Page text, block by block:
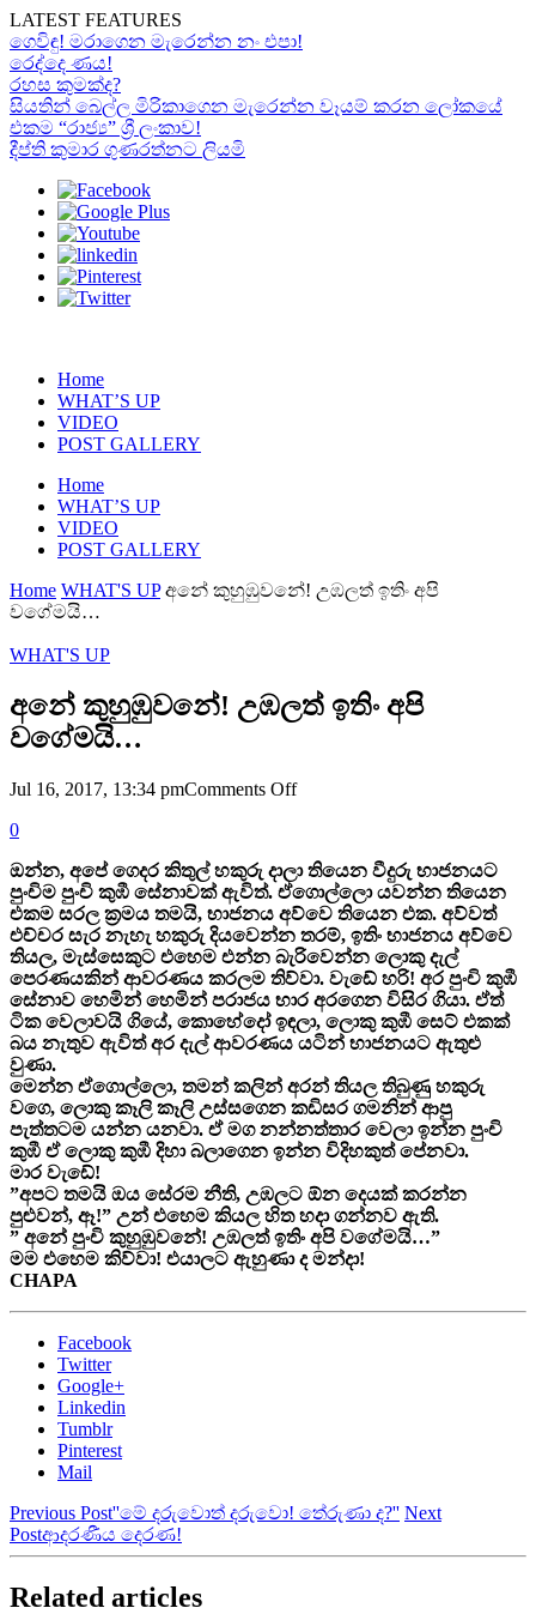
LATEST FEATURES
ගෙවිඳු! මරාගෙන මැරෙන්න නං එපා!
රෙද්දෙ ණය!
රහස කුමක්ද?
සියතින් බෙල්ල මිරිකාගෙන මැරෙන්න වෑයම් කරන ලෝකයේ
එකම “රාජ්‍ය” ශ්‍රී ලංකාව!
දීප්ති කුමාර ගුණරත්නට ලියමි
Home
WHAT’S UP
VIDEO
POST GALLERY
Home
WHAT’S UP
VIDEO
POST GALLERY
Home WHAT'S UP අනේ කුහුඹුවනේ! උඹලත් ඉතිං අපි
වගේමයි…
WHAT'S UP
අනේ කුහුඹුවනේ! උඹලත් ඉතිං අපි
වගේමයි…
Jul 16, 2017, 13:34 pmComments Offon
ඉතිං
අපි
වගේමයි…
0
ඔන්න, අපේ ගෙදර කිතුල් හකුරු දාලා තියෙන වීදුරු භාජනයට
පුංචිම පුංචි කුඹී සේනාවක් ඇවිත්. ඒගොල්ලො යවන්න තියෙන
එකම සරල ක්‍රමය තමයි, භාජනය අව්වෙ තියෙන එක. අව්වත්
එච්චර සැර නැහැ හකුරු දියවෙන්න තරම්, ඉතිං භාජනය අව්වෙ
තියල, මැස්සෙකුට එහෙම එන්න බැරිවෙන්න ලොකු දැල්
පෙරණයකින් ආවරණය කරලම තිව්වා. වැඩේ හරි! අර පුංචි කුඹී
සේනාව හෙමින් හෙමින් පරාජය භාර අරගෙන විසිර ගියා. ඒත්
ටික වෙලාවයි ගියේ, කොහේදෝ ඉඳලා, ලොකු කුඹී සෙට් එකක්
බය නැතුව ඇවිත් අර දැල් ආවරණය යටින් භාජනයට ඇතුළු
වුණා.
මෙන්න ඒගොල්ලො, තමන් කලින් අරන් තියල තිබුණු හකුරු
වගෙ, ලොකු කෑලි කෑලි උස්සගෙන කඩිසර ගමනින් ආපු
පැත්තටම යන්න යනවා. ඒ මග නන්නත්තාර වෙලා ඉන්න පුංචි
කුඹී ඒ ලොකු කුඹී දිහා බලාගෙන ඉන්න විදිහකුත් පේනවා.
මාර වැඩේ!
”අපට තමයි ඔය සේරම නීති, උඹලට ඕන දෙයක් කරන්න
පුළුවන්, ඈ!” උන් එහෙම කියල හිත හදා ගන්නව ඇති.
” අනේ පුංචි කුහුඹුවනේ! උඹලත් ඉතිං අපි වගේමයි…”
මම එහෙම කිව්වා! එයාලට ඇහුණා ද මන්දා!
CHAPA
Facebook
Twitter
Google+
Linkedin
Tumblr
Pinterest
Mail
Previous Post''මේ දරුවොත් දරුවො! තේරුණා ද?'' Next
Postආදරණීය දෙරණ!
Related articles